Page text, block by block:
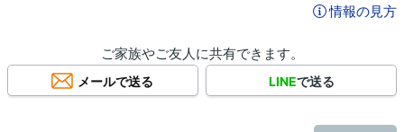
情報の見方
ご家族やご友人に共有できます。
メールで送る LINEで送る